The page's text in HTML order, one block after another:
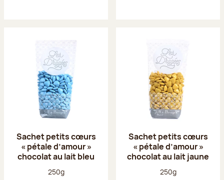
Sachet petits cœurs
« pétale d’amour »
chocolat au lait bleu
Poids net :
250g
Sachet petits cœurs
« pétale d’amour »
chocolat au lait jaune
Poids net :
250g